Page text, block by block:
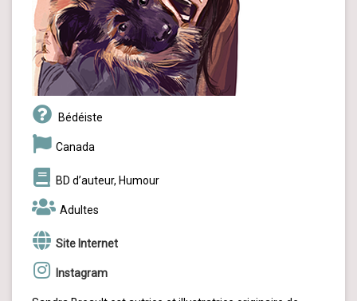
Bédéiste
Canada
BD d’auteur, Humour
Adultes
Site Internet
Instagram